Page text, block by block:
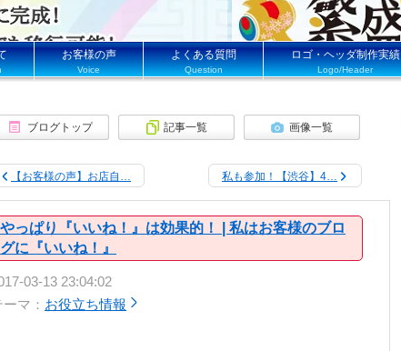
ブログトップ 記事一覧 画像一覧
【お客様の声】お店自… 私も参加！【渋谷】4…
やっぱり『いいね！』は効果的！ | 私はお客様のブロ
グに『いいね！』
03-13 23:04:02
ーマ： お役立ち情報
お客様の声
Voice
よくある質問
Question
ロゴ・ヘッダ制作実績
Logo/Header